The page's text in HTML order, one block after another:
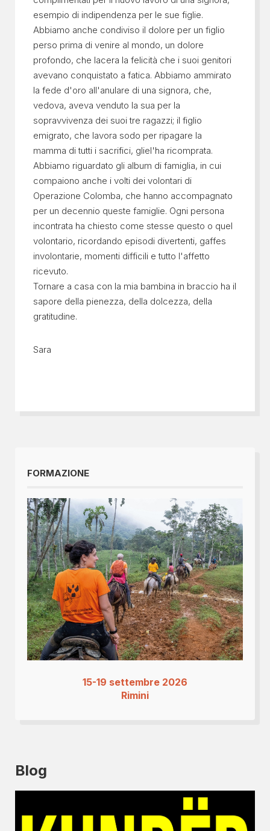
esempio di indipendenza per le sue figlie.
Abbiamo anche condiviso il dolore per un figlio
perso prima di venire al mondo, un dolore
profondo, che lacera la felicità che i suoi genitori
avevano conquistato a fatica. Abbiamo ammirato
la fede d'oro all'anulare di una signora, che,
vedova, aveva venduto la sua per la
sopravvivenza dei suoi tre ragazzi; il figlio
emigrato, che lavora sodo per ripagare la
mamma di tutti i sacrifici, gliel'ha ricomprata.
Abbiamo riguardato gli album di famiglia, in cui
compaiono anche i volti dei volontari di
Operazione Colomba, che hanno accompagnato
per un decennio queste famiglie. Ogni persona
incontrata ha chiesto come stesse questo o quel
volontario, ricordando episodi divertenti, gaffes
involontarie, momenti difficili e tutto l'affetto
ricevuto.
Tornare a casa con la mia bambina in braccio ha il
sapore della pienezza, della dolcezza, della
gratitudine.
Sara
FORMAZIONE
15-19 settembre 2026
Rimini
Blog